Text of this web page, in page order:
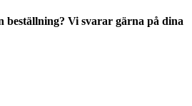
beställning? Vi svarar gärna på dina